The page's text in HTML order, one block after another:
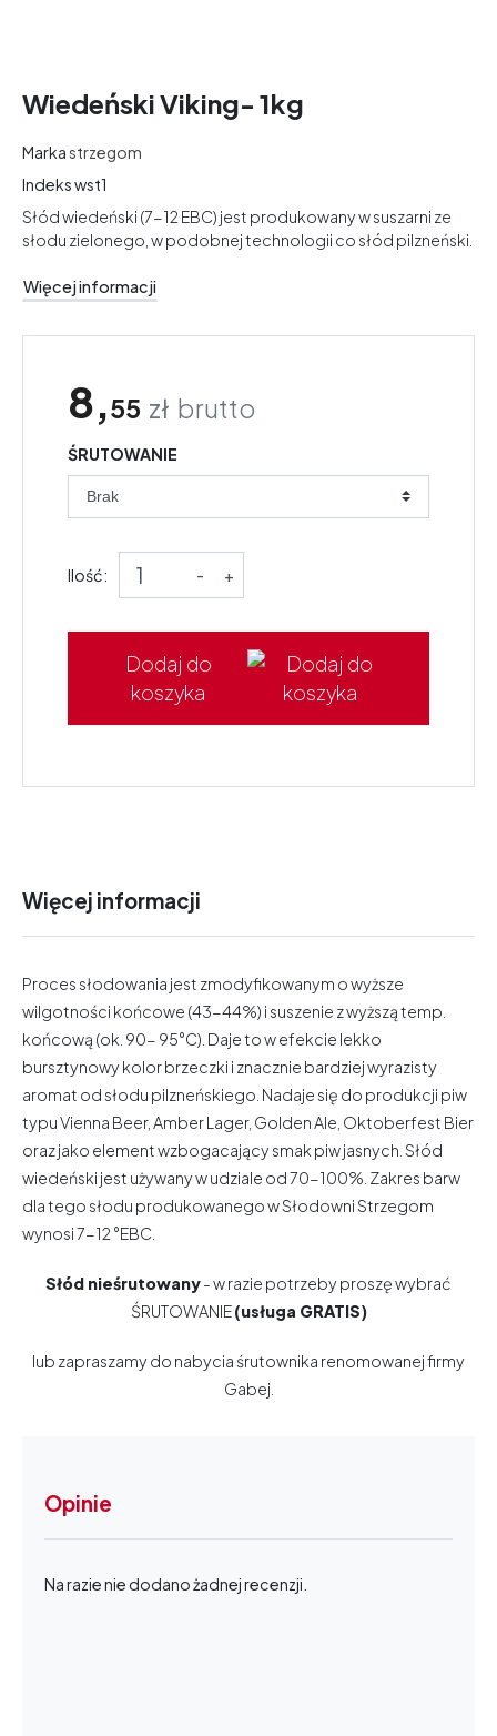
Wiedeński Viking- 1kg
Markastrzegom
Indekswst1
Słód wiedeński (7-12 EBC) jest produkowany w suszarni ze
słodu zielonego, w podobnej technologii co słód pilzneński.
Więcej informacji
8,55 zł brutto
ŚRUTOWANIE
Ilość: - +
Dodaj do
koszyka
Więcej informacji
Proces słodowania jest zmodyfikowanym o wyższe
wilgotności końcowe (43-44%) i suszenie z wyższą temp.
końcową (ok. 90- 95°C). Daje to w efekcie lekko
bursztynowy kolor brzeczki i znacznie bardziej wyrazisty
aromat od słodu pilzneńskiego. Nadaje się do produkcji piw
typu Vienna Beer, Amber Lager, Golden Ale, Oktoberfest Bier
oraz jako element wzbogacający smak piw jasnych. Słód
wiedeński jest używany w udziale od 70-100%. Zakres barw
dla tego słodu produkowanego w Słodowni Strzegom
wynosi 7-12 °EBC.
Słód nieśrutowany- w razie potrzeby proszę wybrać
ŚRUTOWANIE(usługa GRATIS)
lub zapraszamy do nabycia śrutownika renomowanej firmy
Gabej.
Opinie
Na razie nie dodano żadnej recenzji.